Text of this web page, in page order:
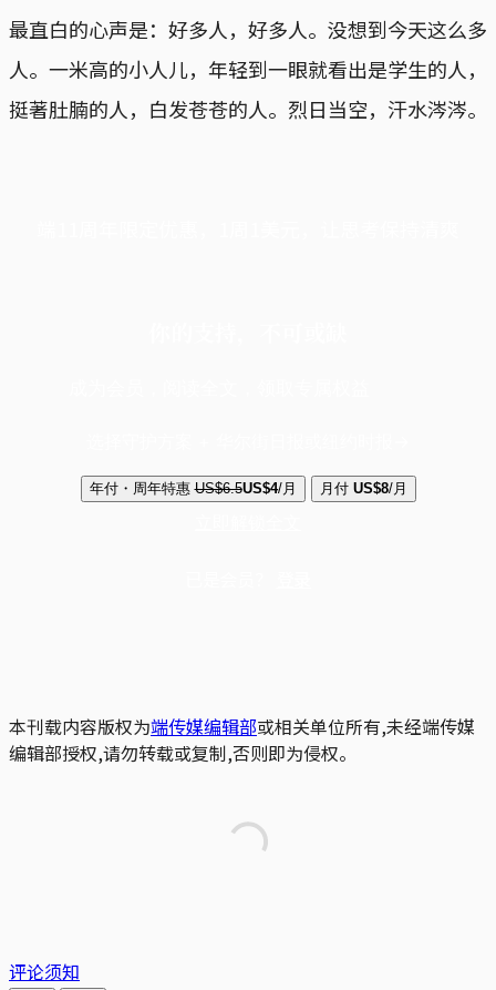
最直白的心声是：好多人，好多人。没想到今天这么多
人。一米高的小人儿，年轻到一眼就看出是学生的人，
挺著肚腩的人，白发苍苍的人。烈日当空，汗水涔涔。
年付・周年特惠 US$6.5US$4/月 月付 US$8/月
本刊载内容版权为端传媒编辑部或相关单位所有,未经端传媒
编辑部授权,请勿转载或复制,否则即为侵权。
评论须知